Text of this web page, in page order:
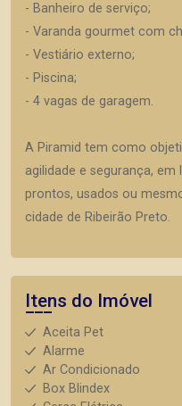
- Banheiro de serviço;
- Varanda gourmet com
- Vestiário externo;
- Piscina;
- 4 vagas de garagem.
A Piramid tem como
agilidade e segurança,
prontos, usados ou
cidade de Ribeirão Preto.
Itens do Imóvel
Aceita Pet
Alarme
Ar Condicionado
Box Blindex